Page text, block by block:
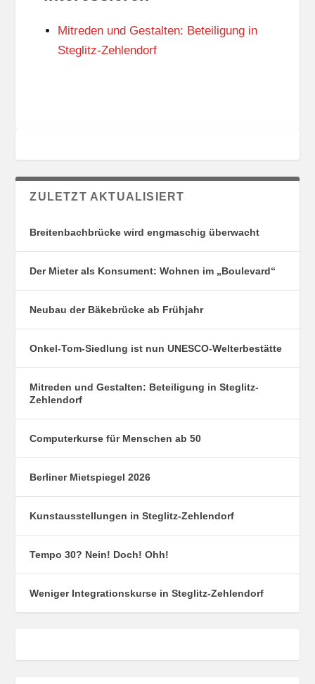
N
S
O
N
Mitreden und Gestalten: Beteiligung in
Steglitz-Zehlendorf
ZULETZT AKTUALISIERT
Breitenbachbrücke wird engmaschig überwacht
Der Mieter als Konsument: Wohnen im „Boulevard“
Neubau der Bäkebrücke ab Frühjahr
Onkel-Tom-Siedlung ist nun UNESCO-Welterbestätte
Mitreden und Gestalten: Beteiligung in Steglitz-
Zehlendorf
Computerkurse für Menschen ab 50
Berliner Mietspiegel 2026
Kunstausstellungen in Steglitz-Zehlendorf
Tempo 30? Nein! Doch! Ohh!
Weniger Integrationskurse in Steglitz-Zehlendorf